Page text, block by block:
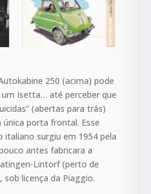
250 (acima) pode
Isetta… até perceber que
(abertas para trás)
porta frontal. Esse
italiano surgiu em 1954 pela
antes fabricara a
Lintorf (perto de
sob licença da Piaggio.